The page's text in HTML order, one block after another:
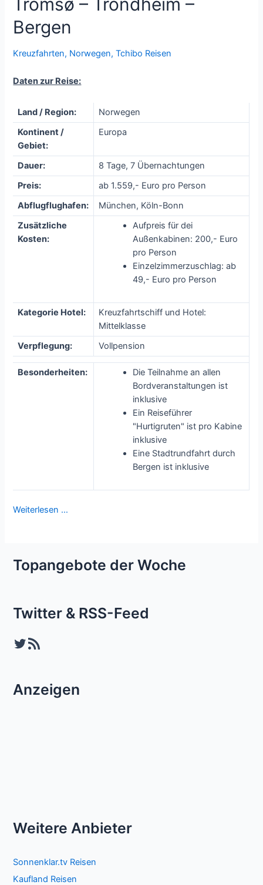
Tromsø – Trondheim –
Bergen
Kreuzfahrten, Norwegen,Tchibo Reisen
Daten zur Reise:
Land / Region:
Norwegen
Kontinent /
Gebiet:
Europa
Dauer:
8 Tage, 7 Übernachtungen
Preis:
ab 1.559,- Euro pro Person
Abflugflughafen:
München, Köln-Bonn
Zusätzliche
Kosten:
Aufpreis für dei
Außenkabinen: 200,- Euro
pro Person
Einzelzimmerzuschlag: ab
49,- Euro pro Person
Kategorie Hotel:
Kreuzfahrtschiff und Hotel:
Mittelklasse
Verpflegung:
Vollpension
Besonderheiten:
Die Teilnahme an allen
Bordveranstaltungen ist
inklusive
Ein Reiseführer
"Hurtigruten" ist pro Kabine
inklusive
Eine Stadtrundfahrt durch
Bergen ist inklusive
Weiterlesen …
Topangebote der Woche
Twitter & RSS-Feed
Twitter RSS-Feed
Anzeigen
Weitere Anbieter
Sonnenklar.tv Reisen
Kaufland Reisen